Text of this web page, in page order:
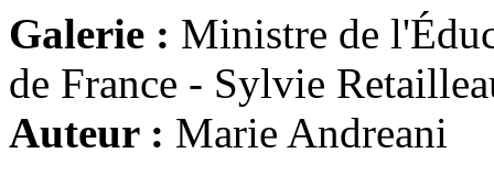
Galerie : Ministre de
de France - Sylvie
Auteur : Marie Andreani